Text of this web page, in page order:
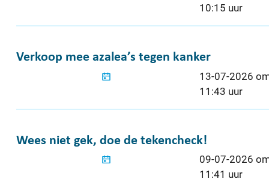
10:15 uur
Verkoop mee azalea’s tegen kanker
Gepubliceerd
13-07-2026
11:43 uur
Wees niet gek, doe de tekencheck!
Gepubliceerd
09-07-2026
11:41 uur